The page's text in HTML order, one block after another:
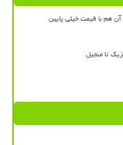
تا منجیل